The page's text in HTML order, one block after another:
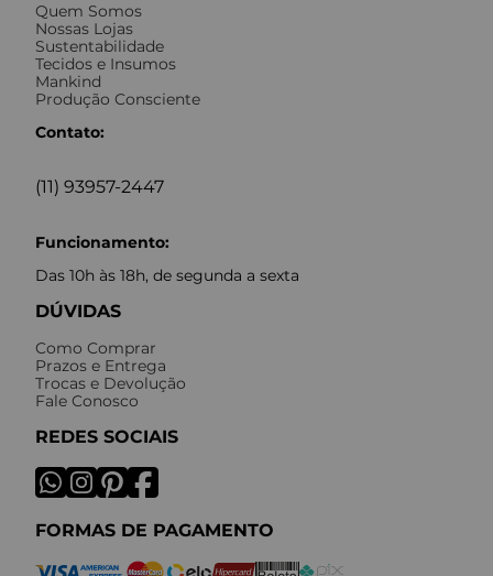
Quem Somos
Nossas Lojas
Sustentabilidade
Tecidos e Insumos
Mankind
Produção Consciente
Contato:
(11) 93957-2447
Funcionamento:
Das 10h às 18h, de segunda a sexta
DÚVIDAS
Como Comprar
Prazos e Entrega
Trocas e Devolução
Fale Conosco
REDES SOCIAIS
FORMAS DE PAGAMENTO